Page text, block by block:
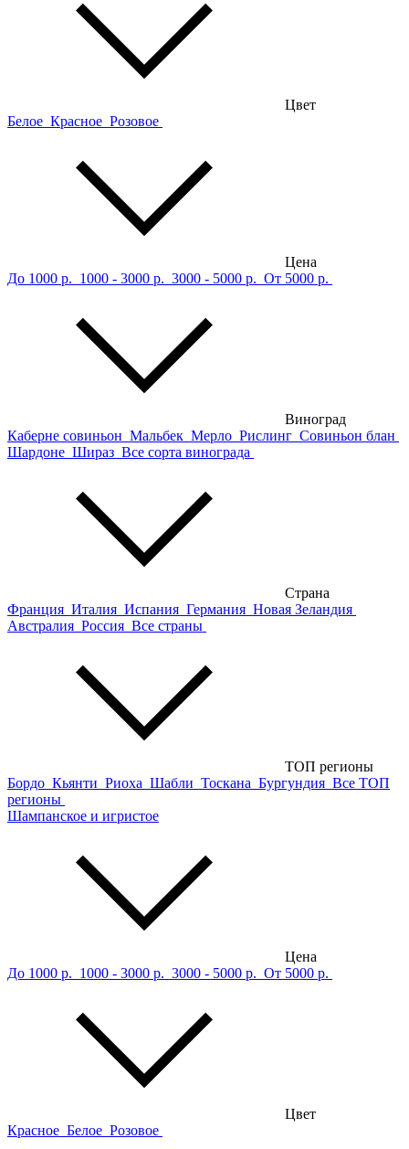
Цвет
Белое Красное Розовое
Цена
До 1000 р. 1000 - 3000 р. 3000 - 5000 р. От 5000 р.
Виноград
Каберне совиньон Мальбек Мерло Рислинг Совиньон блан
Шардоне Шираз Все сорта винограда
Страна
Франция Италия Испания Германия Новая Зеландия
Австралия Россия Все страны
ТОП регионы
Бордо Кьянти Риоха Шабли Тоскана Бургундия Все ТОП
регионы
Шампанское и игристое
Цена
До 1000 р. 1000 - 3000 р. 3000 - 5000 р. От 5000 р.
Цвет
Красное Белое Розовое